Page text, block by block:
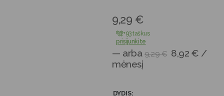
9,29 €
+93 taškus
prisijunkite
— arba 9,29€ 8,92 € /
mėnesį
DYDIS